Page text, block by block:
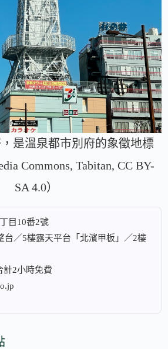
是溫泉都市別府的象徵地標
Commons, Tabitan, CC BY-
SA 4.0）
目10番2號
台／5樓露天平台「北濱甲板」／2樓
計2小時免費